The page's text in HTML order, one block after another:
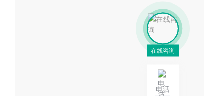
在线咨询
电话